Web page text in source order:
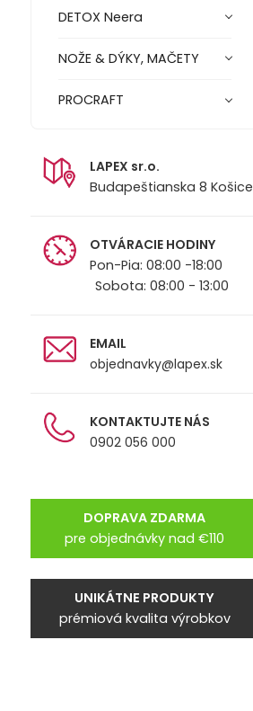
DETOX Neera
NOŽE & DÝKY, MAČETY
PROCRAFT
LAPEX sr.o.
Budapeštianska 8 Košice
OTVÁRACIE HODINY
Pon-Pia: 08:00 -18:00
Sobota: 08:00 - 13:00
EMAIL
objednavky@lapex.sk
KONTAKTUJTE NÁS
0902 056 000
DOPRAVA ZDARMA
pre objednávky nad €110
UNIKÁTNE PRODUKTY
prémiová kvalita výrobkov